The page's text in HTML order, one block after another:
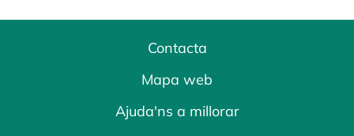
Contacta
Mapa web
Ajuda'ns a millorar